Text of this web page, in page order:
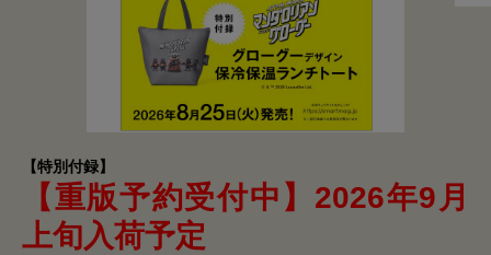
【特別付録】
【重版予約受付中】2026年9月
上旬入荷予定